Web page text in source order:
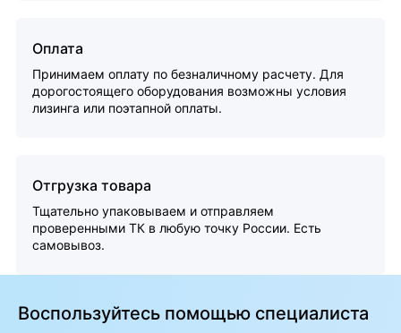
Оплата
Принимаем оплату по безналичному расчету. Для
дорогостоящего оборудования возможны условия
лизинга или поэтапной оплаты.
Отгрузка товара
Тщательно упаковываем и отправляем
проверенными ТК в любую точку России. Есть
самовывоз.
Воспользуйтесь помощью специалиста